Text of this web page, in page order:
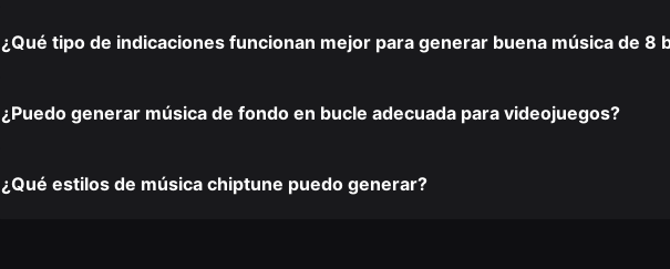
¿Qué tipo de indicaciones funcionan mejor para generar buena música de 8
¿Puedo generar música de fondo en bucle adecuada para videojuegos?
¿Qué estilos de música chiptune puedo generar?